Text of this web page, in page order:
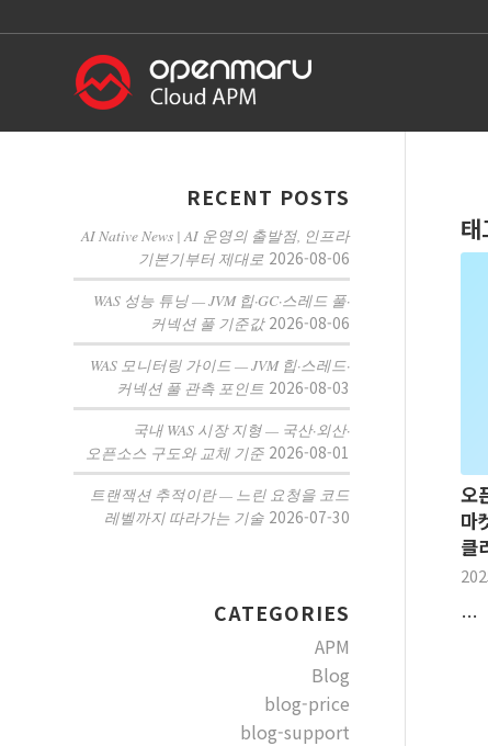
오
마
클
…
RECENT POSTS
AI Native News | AI 운영의 출발점, 인프라
기본기부터 제대로 2026-08-06
WAS 성능 튜닝 — JVM 힙·GC·스레드 풀·
커넥션 풀 기준값 2026-08-06
WAS 모니터링 가이드 — JVM 힙·스레드·
커넥션 풀 관측 포인트 2026-08-03
국내 WAS 시장 지형 — 국산·외산·
오픈소스 구도와 교체 기준 2026-08-01
트랜잭션 추적이란 — 느린 요청을 코드
레벨까지 따라가는 기술 2026-07-30
CATEGORIES
APM
Blog
blog-price
blog-support